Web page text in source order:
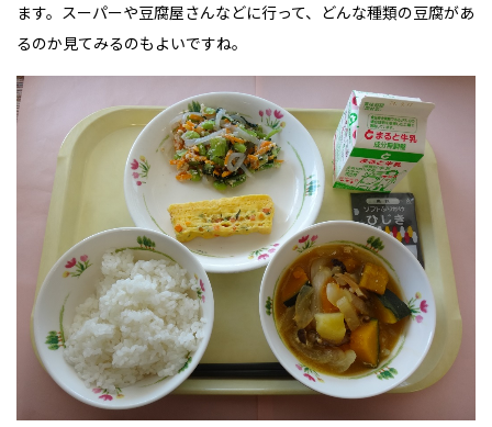
ます。スーパーや豆腐屋さんなどに行って、どんな種類の豆腐があ
るのか見てみるのもよいですね。